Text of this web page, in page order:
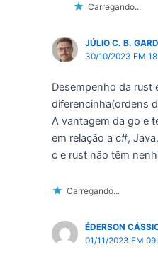
Carregando...
JÚLIO C. B.
30/10/2023 EM
Desempenho da rust
diferencinha(ordens
A vantagem da go e
em relação a c#,
c e rust não têm
Carregando...
ÉDERSON
01/11/2023 EM